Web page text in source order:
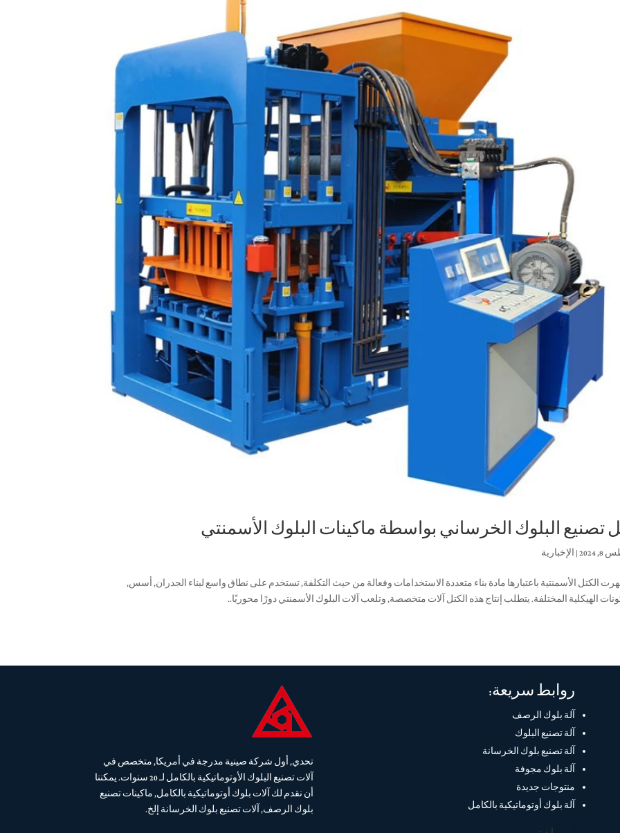
تصنيع البلوك الخرساني بواسطة ماكينات البلوك الأسمنتي
2024
| الإخبارية
الكتل الأسمنتية باعتبارها مادة بناء متعددة الاستخدامات وفعالة من حيث التكلفة, تستخدم على نطاق واسع لبناء الجدران, أسس,
الهيكلية المختلفة. يتطلب إنتاج هذه الكتل آلات متخصصة, وتلعب آلات البلوك الأسمنتي دورًا محوريًا..
تحدي, أول شركة صينية مدرجة في أمريكا, متخصص في
آلات تصنيع البلوك الأوتوماتيكية بالكامل لـ 20 سنوات. يمكننا
أن نقدم لك آلات بلوك أوتوماتيكية بالكامل, ماكينات تصنيع
بلوك الرصف, آلات تصنيع بلوك الخرسانة إلخ.
روابط سريعة:
آلة بلوك الرصف
آلة تصنيع البلوك
آلة تصنيع بلوك الخرسانة
آلة بلوك مجوفة
منتوجات جديدة
آلة بلوك أوتوماتيكية بالكامل